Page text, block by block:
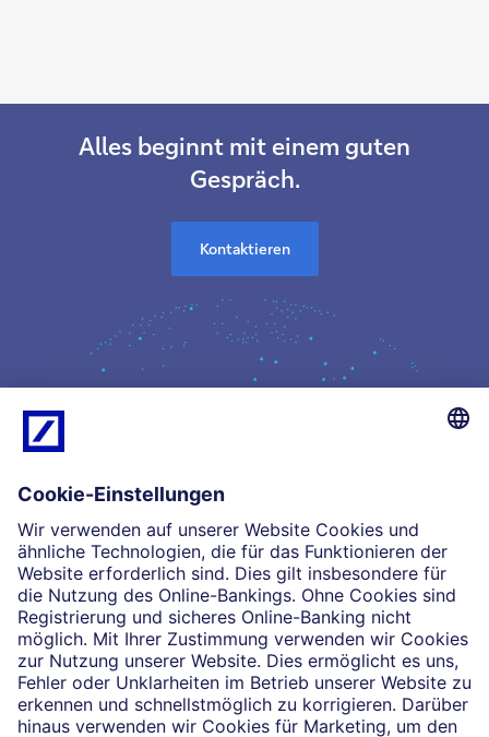
Alles beginnt mit einem guten
Gespräch.
Kontaktieren
Kompetenz
Einblicke
Unsere Partnerschaften